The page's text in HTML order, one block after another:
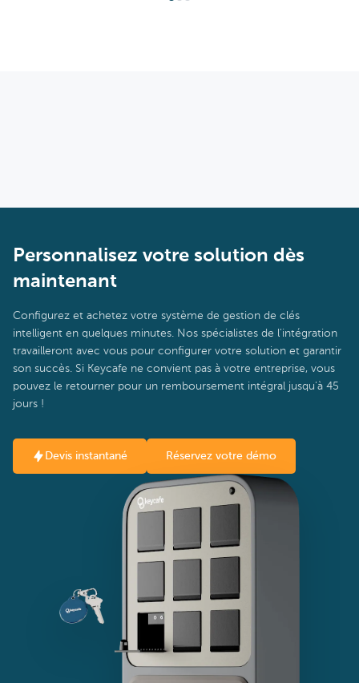
Personnalisez votre solution dès
maintenant
Configurez et achetez votre système de gestion de clés
intelligent en quelques minutes. Nos spécialistes de l'intégration
travailleront avec vous pour configurer votre solution et garantir
son succès. Si Keycafe ne convient pas à votre entreprise, vous
pouvez le retourner pour un remboursement intégral jusqu'à 45
jours !
Devis instantané Réservez votre démo